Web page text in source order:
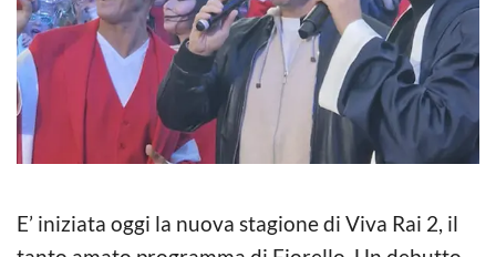
E’ iniziata oggi la nuova stagione di Viva Rai 2, il